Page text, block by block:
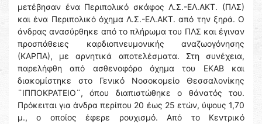
μετέβησαν ένα Περιπολικό σκάφος Λ.Σ.-ΕΛ.ΑΚΤ. (ΠΛΣ)
και ένα Περιπολικό όχημα Λ.Σ.-ΕΛ.ΑΚΤ. από την ξηρά. Ο
άνδρας ανασύρθηκε από το πλήρωμα του ΠΛΣ και έγιναν
προσπάθειες καρδιοπνευμονικής αναζωογόνησης
(ΚΑΡΠΑ), με αρνητικά αποτελέσματα. Στη συνέχεια,
παρελήφθη από ασθενοφόρο όχημα του ΕΚΑΒ και
διακομίστηκε στο Γενικό Νοσοκομείο Θεσσαλονίκης
¨ΙΠΠΟΚΡΑΤΕΙΟ¨, όπου διαπιστώθηκε ο θάνατός του.
Πρόκειται για άνδρα περίπου 20 έως 25 ετών, ύψους 1,70
μ., ο οποίος έφερε ρουχισμό. Από το Κεντρικό